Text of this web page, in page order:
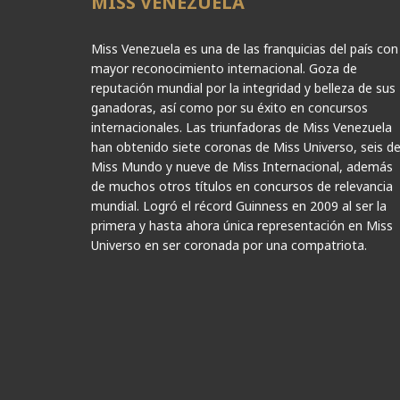
Miss Venezuela es una de las franquicias del país con
mayor reconocimiento internacional. Goza de
reputación mundial por la integridad y belleza de sus
ganadoras, así como por su éxito en concursos
internacionales. Las triunfadoras de Miss Venezuela
han obtenido siete coronas de Miss Universo, seis de
Miss Mundo y nueve de Miss Internacional, además
de muchos otros títulos en concursos de relevancia
mundial. Logró el récord Guinness en 2009 al ser la
primera y hasta ahora única representación en Miss
Universo en ser coronada por una compatriota.